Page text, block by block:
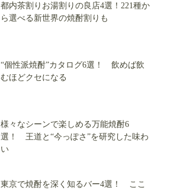
都内茶割りお湯割りの良店4選！221種か
ら選べる新世界の焼酎割りも
“個性派焼酎”カタログ6選！ 飲めば飲
むほどクセになる
様々なシーンで楽しめる万能焼酎6
選！ 王道と“今っぽさ”を研究した味わ
い
東京で焼酎を深く知るバー4選！ ここ